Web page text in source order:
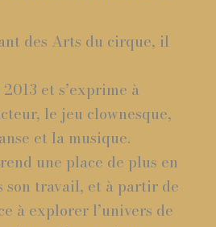
des Arts du cirque, il
et s’exprime à
le jeu clownesque,
et la musique.
une place de plus en
son travail, et à partir de
à explorer l’univers de